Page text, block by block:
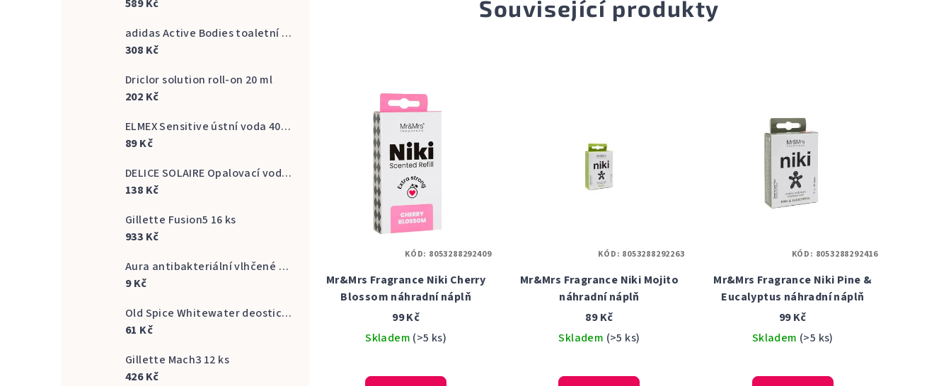
589 Kč
adidas Active Bodies toaletní voda pánská 100 ml
308 Kč
Driclor solution roll-on 20 ml
202 Kč
ELMEX Sensitive ústní voda 400 ml
89 Kč
DELICE SOLAIRE Opalovací voda Fresh Bronze s vůní kokosu 500 ml
138 Kč
Gillette Fusion5 16 ks
933 Kč
Aura antibakteriální vlhčené ubrousky na ruce 20 ks
9 Kč
Old Spice Whitewater deostick 50 ml
61 Kč
Gillette Mach3 12 ks
426 Kč
Související produkty
Mr&Mrs Fragrance Niki Cherry
Blossom náhradní náplň
99 Kč
Skladem (>5 ks)
KÓD: 8053288292409
Mr&Mrs Fragrance Niki Mojito
náhradní náplň
89 Kč
Skladem (>5 ks)
KÓD: 8053288292263
Mr&Mrs Fragrance Niki Pine &
Eucalyptus náhradní náplň
99 Kč
Skladem (>5 ks)
KÓD: 8053288292416